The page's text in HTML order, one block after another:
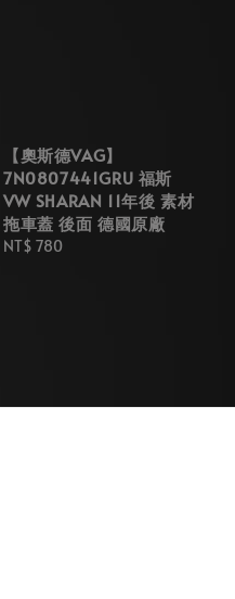
【奧斯德VAG】
7N0807441GRU 福斯
VW SHARAN 11年後 素材
拖車蓋 後面 德國原廠
Regular
NT$ 780